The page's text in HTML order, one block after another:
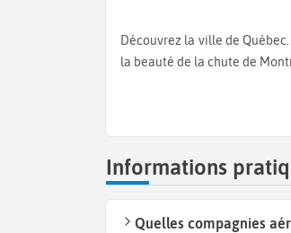
Découvrez la ville de Québec. Baladez-vous dans la vieille ville. Admirez la vue au sommet de l'observatoire et
la beauté de la chute de
Informations
Quelles compagnies